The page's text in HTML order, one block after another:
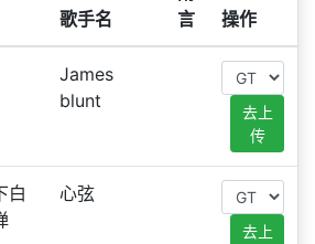
歌手名
言
操作
James
blunt
去上
传
白
心弦
去上